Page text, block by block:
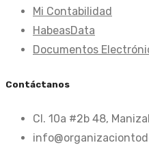
Mi Contabilidad
HabeasData
Documentos
Contáctanos
Cl. 10a #2b 48,